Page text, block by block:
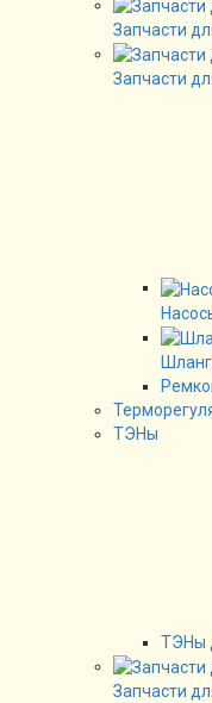
Запчасти
Запчасти
ТЭНы
ТЭНы
Запчасти